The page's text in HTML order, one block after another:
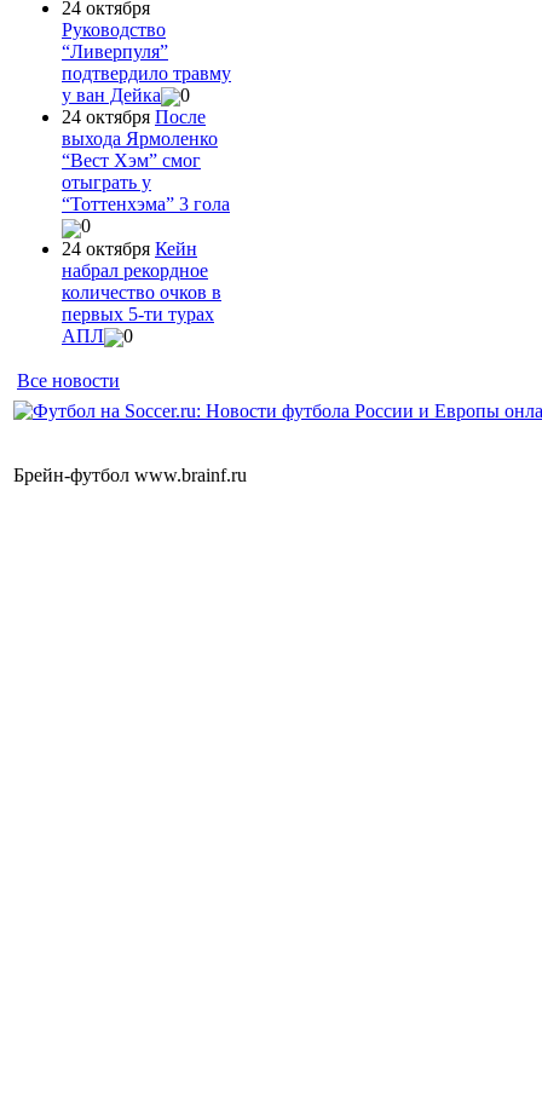
24 октября
Руководство
“Ливерпуля”
подтвердило травму
у ван Дейка
0
24 октября После
выхода Ярмоленко
“Вест Хэм” смог
отыграть у
“Тоттенхэма” 3 гола
0
24 октября Кейн
набрал рекордное
количество очков в
первых 5-ти турах
АПЛ
0
Все новости
Брейн-футбол www.brainf.ru